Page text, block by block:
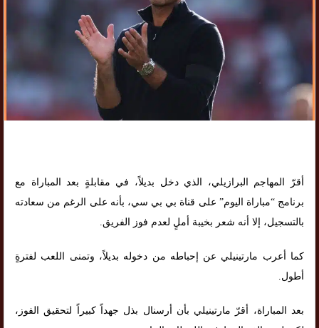
أقرّ المهاجم البرازيلي، الذي دخل بديلاً، في مقابلةٍ بعد المباراة مع
برنامج “مباراة اليوم” على قناة بي بي سي، بأنه على الرغم من سعادته
بالتسجيل، إلا أنه شعر بخيبة أملٍ لعدم فوز الفريق.
كما أعرب مارتينيلي عن إحباطه من دخوله بديلاً، وتمنى اللعب لفترةٍ
أطول.
بعد المباراة، أقرّ مارتينيلي بأن أرسنال بذل جهداً كبيراً لتحقيق الفوز،